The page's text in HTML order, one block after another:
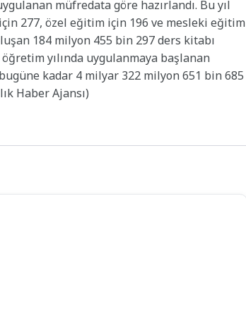
müfredata göre hazırlandı. Bu yıl
277, özel eğitim için 196 ve mesleki eğitim
184 milyon 455 bin 297 ders kitabı
yılında uygulanmaya başlanan
kadar 4 milyar 322 milyon 651 bin 685
Haber Ajansı)